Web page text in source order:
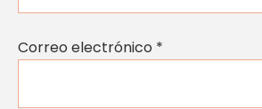
Correo electrónico *